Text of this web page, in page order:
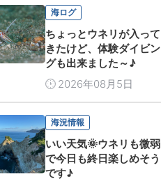
海ログ
ちょっとウネリが入って
きたけど、体験ダイビン
グも出来ました～♪
2026年08月5日
海況情報
いい天気🌞ウネリも微弱
で今日も終日楽しめそう
です♪